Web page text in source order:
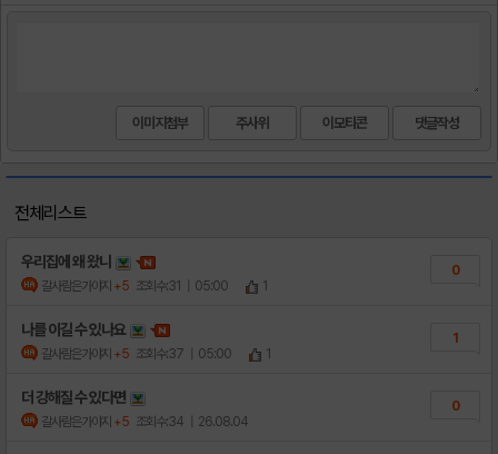
이미지첨부 주사위 이모티콘
전체리스트
우리집에 왜 왔니
갈사람은가야지 +5 조회수:31 | 05:00 1
0
나를 이길 수 있나요
갈사람은가야지 +5 조회수:37 | 05:00 1
1
더 강해질 수 있다면
갈사람은가야지 +5 조회수:34 | 26.08.04
0